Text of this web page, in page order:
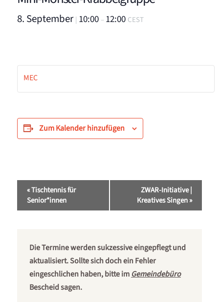
8. September| 10:00 –12:00 CEST
MEC
Zum Kalender hinzufügen
Veranstaltung-
Navigation
«Tischtennis für
Senior*innen
ZWAR-Initiative |
Kreatives Singen»
Die Termine werden sukzessive eingepflegt und
aktualisiert. Sollte sich doch ein Fehler
eingeschlichen haben, bitte im Gemeindebüro
Bescheid sagen.